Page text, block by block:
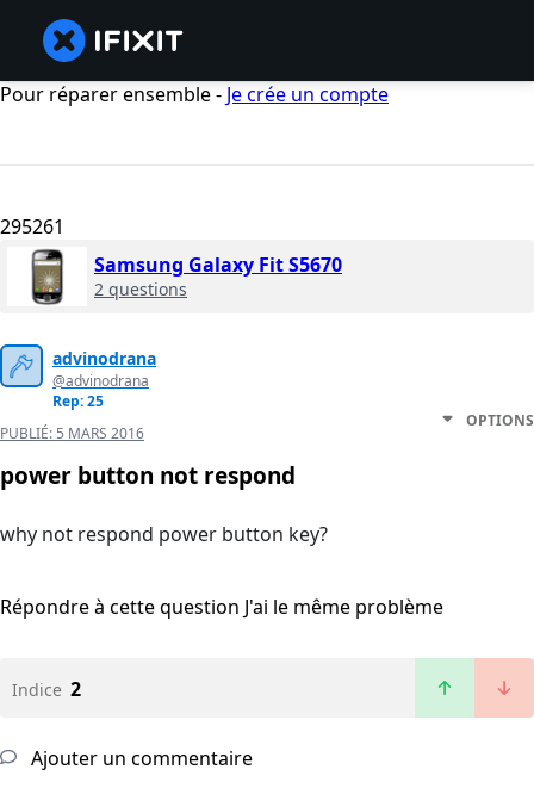
Pour réparer ensemble - Je crée un compte
295261
Samsung Galaxy Fit S5670
2 questions
advinodrana
@advinodrana
Rep: 25
PUBLIÉ: 5 MARS 2016
OPTIONS
power button not respond
why not respond power button key?
Répondre à cette question J'ai le même problème
Indice 2
Ajouter un commentaire